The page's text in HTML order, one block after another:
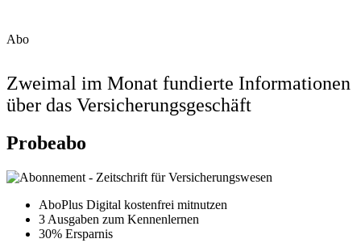
Abo
Zweimal im Monat fundierte Informationen
über das Versicherungsgeschäft
Probeabo
AboPlus Digital kostenfrei mitnutzen
3 Ausgaben zum Kennenlernen
30% Ersparnis